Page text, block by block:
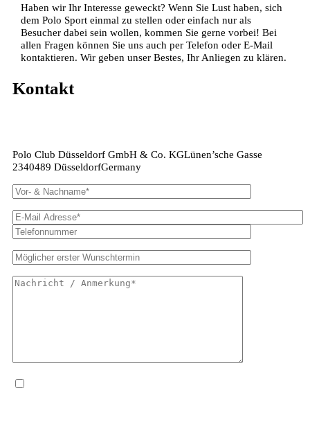
Haben wir Ihr Interesse geweckt? Wenn Sie Lust haben, sich
dem Polo Sport einmal zu stellen oder einfach nur als
Besucher dabei sein wollen, kommen Sie gerne vorbei! Bei
allen Fragen können Sie uns auch per Telefon oder E-Mail
kontaktieren. Wir geben unser Bestes, Ihr Anliegen zu klären.
Kontakt
Polo Club Düsseldorf GmbH & Co. KGLünen’sche Gasse
2340489 DüsseldorfGermany